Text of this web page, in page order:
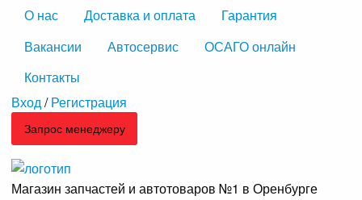
О нас Доставка и оплата
Гарантия
Вакансии
Автосервис
ОСАГО онлайн
Контакты
Вход/ Регистрация
Запрос менеджеру
Магазин запчастей и автотоваров №1 в Оренбурге